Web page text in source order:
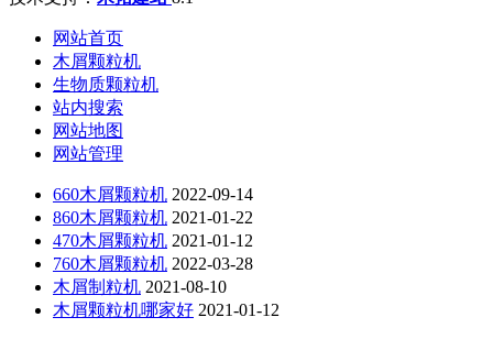
网站首页
木屑颗粒机
生物质颗粒机
站内搜索
网站地图
网站管理
660木屑颗粒机 2022-09-14
860木屑颗粒机 2021-01-22
470木屑颗粒机 2021-01-12
760木屑颗粒机 2022-03-28
木屑制粒机 2021-08-10
木屑颗粒机哪家好 2021-01-12